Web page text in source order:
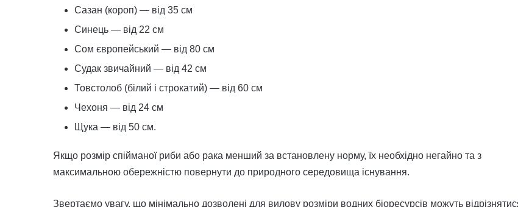
Сазан (короп) — від 35 см
Синець — від 22 см
Сом європейський — від 80 см
Судак звичайний — від 42 см
Товстолоб (білий і строкатий) — від 60 см
Чехоня — від 24 см
Щука — від 50 см.
Якщо розмір спійманої риби або рака менший за встановлену норму, їх необхідно негайно та з
максимальною обережністю повернути до природного середовища існування.
Звертаємо увагу, що мінімально дозволені для вилову розміри водних біоресурсів можуть